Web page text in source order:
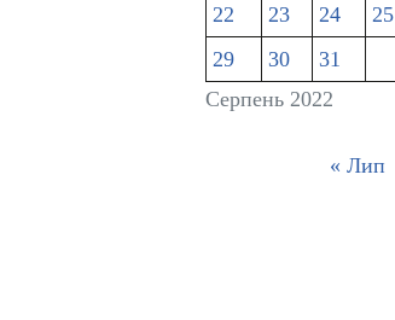
Серпень 2022
22
23 24 25
29
30 31
« Лип